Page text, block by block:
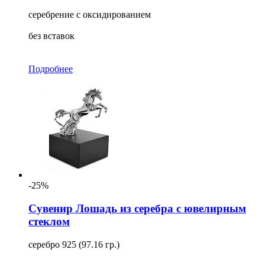
серебрение с оксидированием
без вставок
Подробнее
-25%
Сувенир Лошадь из серебра с ювелирным
стеклом
серебро 925 (97.16 гр.)